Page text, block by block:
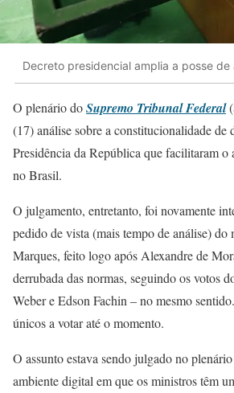
Decreto presidencial amplia a posse de
O plenário doSupremo Tribunal Federal
(17) análise sobre a constitucionalidade de
Presidência da República que facilitaram o
no Brasil.
O julgamento, entretanto, foi novamente
pedido de vista (mais tempo de análise) do
Marques, feito logo após Alexandre de
derrubada das normas, seguindo os votos
Weber e Edson Fachin – no mesmo
únicos a votar até o momento.
O assunto estava sendo julgado no
ambiente digital em que os ministros têm